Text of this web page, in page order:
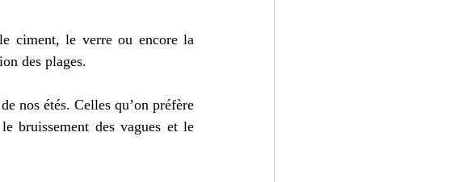
ciment, le verre ou encore la
des plages.
nos étés. Celles qu’on préfère
bruissement des vagues et le